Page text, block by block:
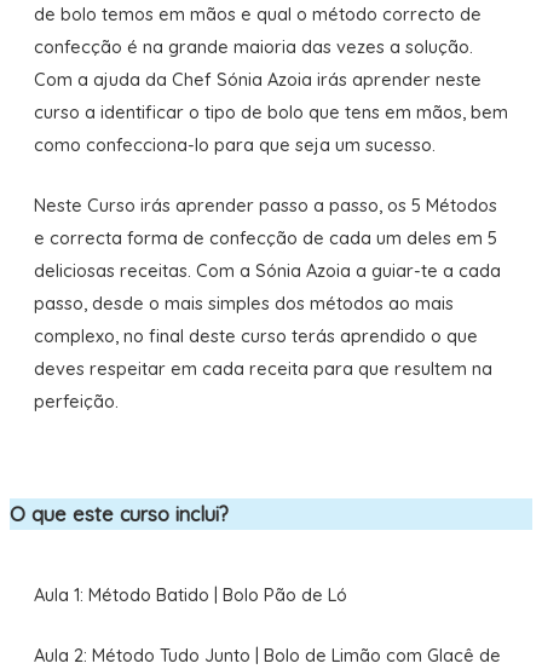
de bolo temos em mãos e qual o método correcto de
confecção é na grande maioria das vezes a solução.
Com a ajuda da Chef Sónia Azoia irás aprender neste
curso a identificar o tipo de bolo que tens em mãos, bem
como confecciona-lo para que seja um sucesso.
Neste Curso irás aprender passo a passo, os 5 Métodos
e correcta forma de confecção de cada um deles em 5
deliciosas receitas. Com a Sónia Azoia a guiar-te a cada
passo, desde o mais simples dos métodos ao mais
complexo, no final deste curso terás aprendido o que
deves respeitar em cada receita para que resultem na
perfeição.
O que este curso inclui?
Aula 1: Método Batido | Bolo Pão de Ló
Aula 2: Método Tudo Junto | Bolo de Limão com Glacê de